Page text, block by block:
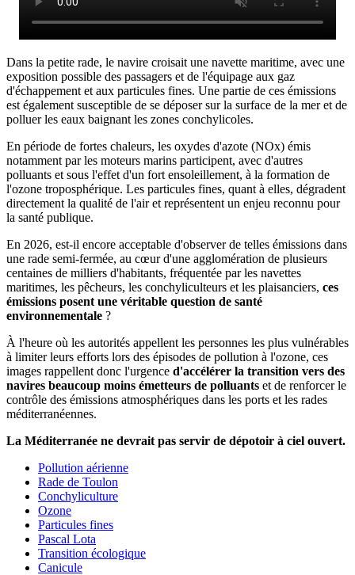
Dans la petite rade, le navire croisait une navette maritime, avec une
exposition possible des passagers et de l'équipage aux gaz
d'échappement et aux particules fines. Une partie de ces émissions
est également susceptible de se déposer sur la surface de la mer et de
polluer les eaux baignant les zones conchylicoles.
En période de fortes chaleurs, les oxydes d'azote (NOx) émis
notamment par les moteurs marins participent, avec d'autres
polluants et sous l'effet d'un fort ensoleillement, à la formation de
l'ozone troposphérique. Les particules fines, quant à elles, dégradent
directement la qualité de l'air et représentent un enjeu reconnu pour
la santé publique.
En 2026, est-il encore acceptable d'observer de telles émissions dans
une rade semi-fermée, au cœur d'une agglomération de plusieurs
centaines de milliers d'habitants, fréquentée par les navettes
maritimes, les pêcheurs, les conchyliculteurs et les plaisanciers, ces
émissions posent une véritable question de santé
environnementale ?
À l'heure où les autorités appellent les personnes les plus vulnérables
à limiter leurs efforts lors des épisodes de pollution à l'ozone, ces
images rappellent donc l'urgence d'accélérer la transition vers des
navires beaucoup moins émetteurs de polluants et de renforcer le
contrôle des émissions atmosphériques dans les ports et les rades
méditerranéennes.
La Méditerranée ne devrait pas servir de dépotoir à ciel ouvert.
Pollution aérienne
Rade de Toulon
Conchyliculture
Ozone
Particules fines
Pascal Lota
Transition écologique
Canicule